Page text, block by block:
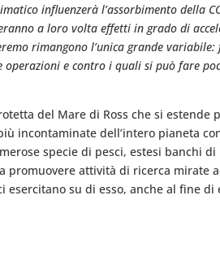
influenzerà l’assorbimento della
a loro volta effetti in grado di
rimangono l’unica grande
e contro i quali si può fare
del Mare di Ross che si
incontaminate dell’intero pianeta
specie di pesci, estesi banchi
promuovere attività di ricerca mirate
esercitano su di esso, anche al fine